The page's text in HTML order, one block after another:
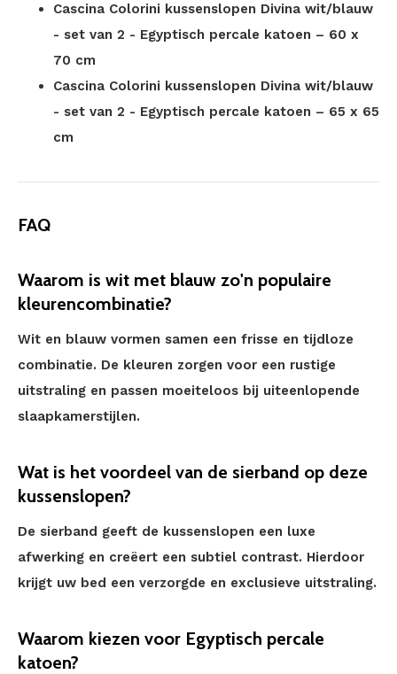
Cascina Colorini kussenslopen Divina wit/blauw
- set van 2 - Egyptisch percale katoen – 60 x
70 cm
Cascina Colorini kussenslopen Divina wit/blauw
- set van 2 - Egyptisch percale katoen – 65 x 65
cm
FAQ
Waarom is wit met blauw zo'n populaire
kleurencombinatie?
Wit en blauw vormen samen een frisse en tijdloze
combinatie. De kleuren zorgen voor een rustige
uitstraling en passen moeiteloos bij uiteenlopende
slaapkamerstijlen.
Wat is het voordeel van de sierband op deze
kussenslopen?
De sierband geeft de kussenslopen een luxe
afwerking en creëert een subtiel contrast. Hierdoor
krijgt uw bed een verzorgde en exclusieve uitstraling.
Waarom kiezen voor Egyptisch percale
katoen?